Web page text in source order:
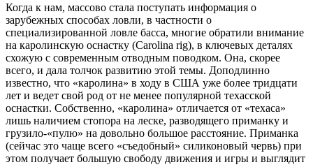
Когда к нам, массово стала поступать информация о
зарубежных способах ловли, в частности о
специализированной ловле басса, многие обратили внимание
на каролинскую оснастку (Carolina rig), в ключевых деталях
схожую с современным отводным поводком. Она, скорее
всего, и дала толчок развитию этой темы. Доподлинно
известно, что «каролина» в ходу в США уже более тридцати
лет и ведет свой род от не менее популярной техасской
оснастки. Собственно, «каролина» отличается от «техаса»
лишь наличием стопора на леске, разводящего приманку и
грузило-«пулю» на довольно большое расстояние. Приманка
(сейчас это чаще всего «съедобный» силиконовый червь) при
этом получает большую свободу движения и игры и выглядит